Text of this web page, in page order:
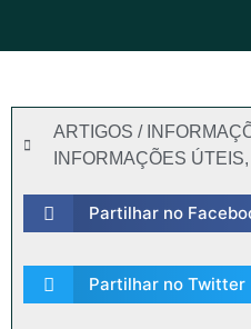
ARTIGOS /
INFORMAÇÕES ÚTEIS,
Partilhar no
Partilhar no Twitter